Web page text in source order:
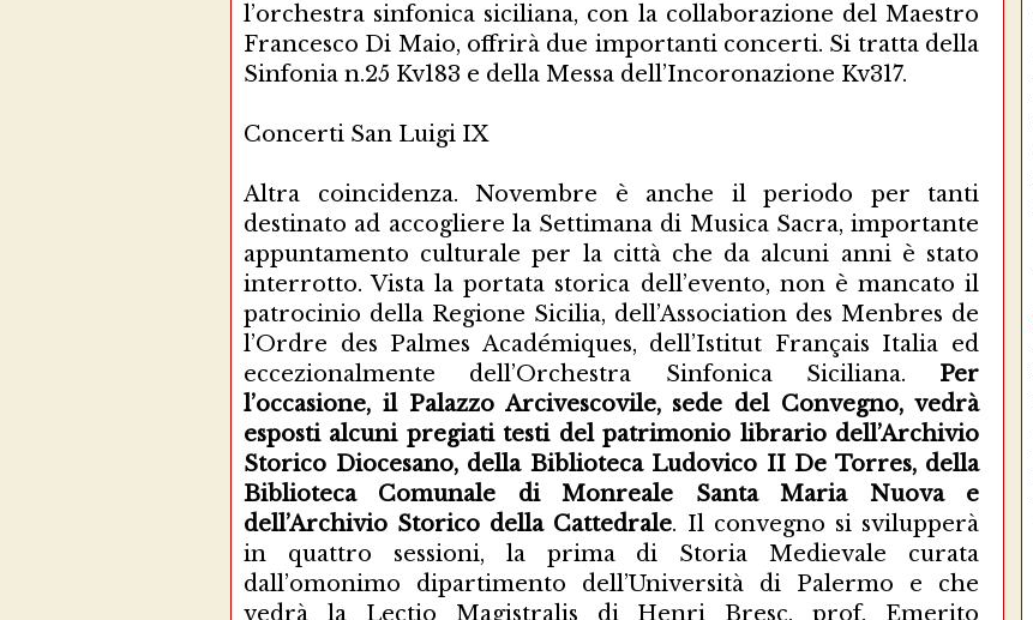
l’orchestra sinfonica siciliana, con la collaborazione del Maestro
Francesco Di Maio, offrirà due importanti concerti. Si tratta della
Sinfonia n.25 Kv183 e della Messa dell’Incoronazione Kv317.
Concerti San Luigi IX
Altra coincidenza. Novembre è anche il periodo per tanti
destinato ad accogliere la Settimana di Musica Sacra, importante
appuntamento culturale per la città che da alcuni anni è stato
interrotto. Vista la portata storica dell’evento, non è mancato il
patrocinio della Regione Sicilia, dell’Association des Menbres de
l’Ordre des Palmes Académiques, dell’Istitut Français Italia ed
eccezionalmente dell’Orchestra Sinfonica Siciliana. Per
l’occasione, il Palazzo Arcivescovile, sede del Convegno, vedrà
esposti alcuni pregiati testi del patrimonio librario dell’Archivio
Storico Diocesano, della Biblioteca Ludovico II De Torres, della
Biblioteca Comunale di Monreale Santa Maria Nuova e
dell’Archivio Storico della Cattedrale. Il convegno si svilupperà
in quattro sessioni, la prima di Storia Medievale curata
dall’omonimo dipartimento dell’Università di Palermo e che
vedrà la Lectio Magistralis di Henri Bresc, prof. Emerito